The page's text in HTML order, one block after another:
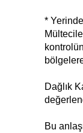
*
Dağlık
Bu